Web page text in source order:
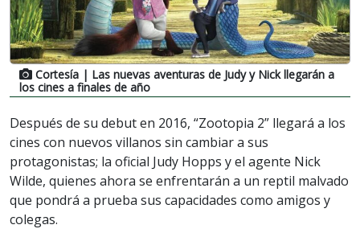
Cortesía | Las nuevas aventuras de Judy y Nick llegarán a
los cines a finales de año
Después de su debut en 2016, “Zootopia 2” llegará a los
cines con nuevos villanos sin cambiar a sus
protagonistas; la oficial Judy Hopps y el agente Nick
Wilde, quienes ahora se enfrentarán a un reptil malvado
que pondrá a prueba sus capacidades como amigos y
colegas.